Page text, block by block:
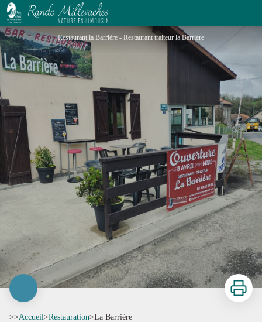
La Barrière
Restaurant la Barrière - Restaurant traiteur la Barrière
Imprimer
>>Accueil>Restauration>La Barrière